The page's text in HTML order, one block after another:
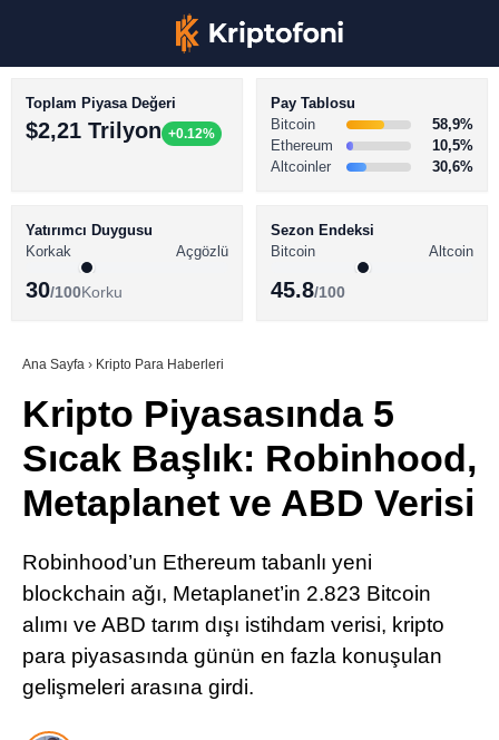
Youtube
TikTok
LinkedIn
Telegram
BİTCOİN HABERLERİ
ALTCOİN HABERLERİ
SÖZLÜK
Toplam Piyasa Değeri
$2,21 Trilyon +0.12%
Pay Tablosu
Bitcoin
58,9%
Ethereum
10,5%
Altcoinler
30,6%
Yatırımcı Duygusu
Korkak
Açgözlü
30/100Korku
Sezon Endeksi
Bitcoin
Altcoin
45.8/100
Ana Sayfa › Kripto Para Haberleri
Kripto Piyasasında 5
Sıcak Başlık: Robinhood,
Metaplanet ve ABD Verisi
Robinhood’un Ethereum tabanlı yeni
blockchain ağı, Metaplanet’in 2.823 Bitcoin
alımı ve ABD tarım dışı istihdam verisi, kripto
para piyasasında günün en fazla konuşulan
gelişmeleri arasına girdi.